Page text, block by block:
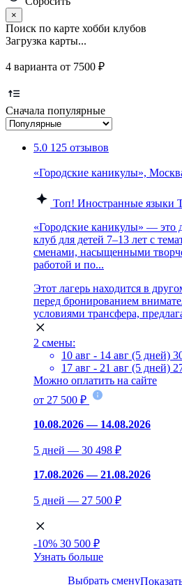
×
Поиск по карте хобби клубов
Загрузка карты...
4 варианта от 7500 ₽
Сначала популярные
5.0 125 отзывов
«Городские каникулы»,
Топ! Иностранные языки
«Городские каникулы» — это
клуб для детей 7–13 лет с
сменами, насыщенными
работой и по...
Этот лагерь находится в
перед бронированием
условиями трансфера,
2 смены:
10 авг - 14 авг (5 дней)
17 авг - 21 авг (5 дней)
Можно оплатить на сайте
от 27 500 ₽
10.08.2026 — 14.08.2026
5 дней — 30 498 ₽
17.08.2026 — 21.08.2026
5 дней — 27 500 ₽
-10% 30 500 ₽
Узнать больше
Выбрать смену